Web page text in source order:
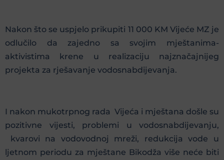
Nakon što se uspjelo prikupiti 11 000 KM Vijeće MZ je
odlučilo da zajedno sa svojim mještanima-
aktivistima krene u realizaciju najznačajnijeg
projekta za rješavanje vodosnabdijevanja.
I nakon mukotrpnog rada Vijeća i mještana došle su
pozitivne vijesti, problemi u vodosnabdijevanju,
kvarovi na vodovodnoj mreži, redukcija vode u
ljetnom periodu za mještane Bikodža više neće biti